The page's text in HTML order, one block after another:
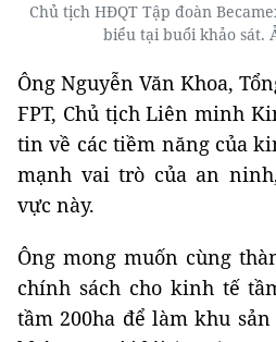
Chủ tịch HĐQT Tập đoàn
biểu tại buổi khảo sát.
Ông Nguyễn Văn Khoa,
FPT, Chủ tịch Liên minh
tin về các tiềm năng của
mạnh vai trò của an
vực này.
Ông mong muốn cùng
chính sách cho kinh tế
tầm 200ha để làm khu